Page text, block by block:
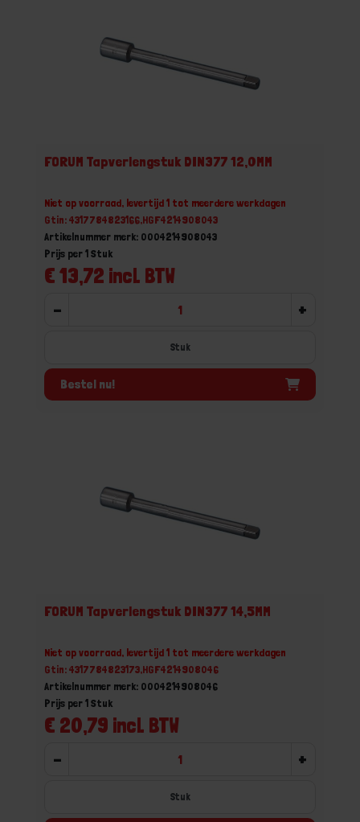
FORUM Tapverlengstuk DIN377 12,0MM
Niet op voorraad, levertijd 1 tot meerdere werkdagen
Gtin: 4317784823166,HGF4214908043
Artikelnummer merk: 0004214908043
€ 13,72 incl. BTW
Prijs per 1 Stuk
- +
Stuk
Bestel nu!
FORUM Tapverlengstuk DIN377 14,5MM
Niet op voorraad, levertijd 1 tot meerdere werkdagen
Gtin: 4317784823173,HGF4214908046
Artikelnummer merk: 0004214908046
€ 20,79 incl. BTW
Prijs per 1 Stuk
- +
Stuk